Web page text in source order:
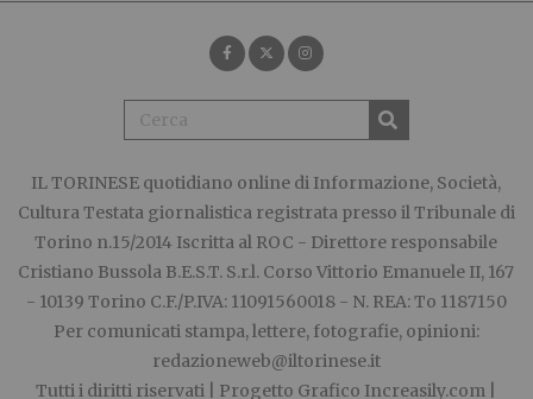
IL TORINESE quotidiano online di Informazione, Società,
Cultura Testata giornalistica registrata presso il Tribunale di
Torino n.15/2014 Iscritta al ROC - Direttore responsabile
Cristiano Bussola B.E.S.T. S.r.l. Corso Vittorio Emanuele II, 167
- 10139 Torino C.F./P.IVA: 11091560018 - N. REA: To 1187150
Per comunicati stampa, lettere, fotografie, opinioni:
redazioneweb@iltorinese.it
Tutti i diritti riservati | Progetto Grafico Increasily.com